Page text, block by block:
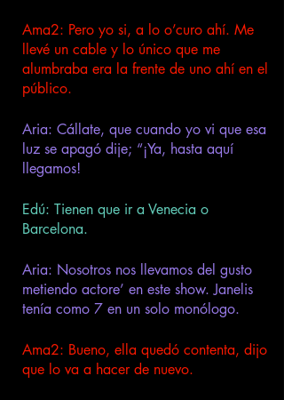
Ama2: Pero yo si, a lo o’curo ahí. Me
llevé un cable y lo único que me
alumbraba era la frente de uno ahí en el
público.
Aria: Cállate, que cuando yo vi que esa
luz se apagó dije; “¡Ya, hasta aquí
llegamos!
Edú: Tienen que ir a Venecia o
Barcelona.
Aria: Nosotros nos llevamos del gusto
metiendo actore’ en este show. Janelis
tenía como 7 en un solo monólogo.
Ama2: Bueno, ella quedó contenta, dijo
que lo va a hacer de nuevo.